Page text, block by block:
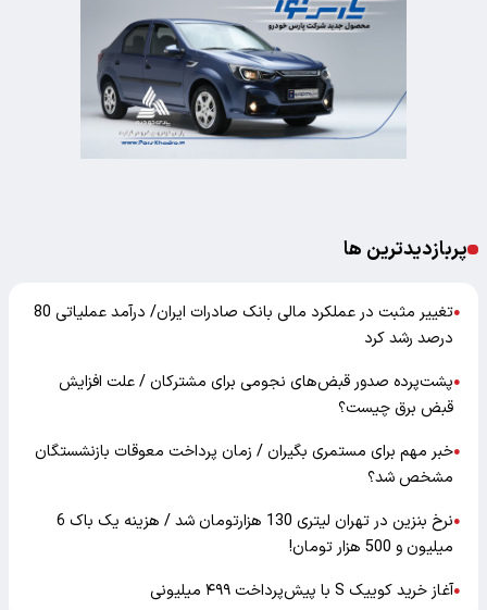
پربازدیدترین ها
●
تغییر مثبت در عملکرد مالی بانک صادرات ایران/ درآمد عملیاتی 80
درصد رشد کرد
●پشت‌پرده صدور قبض‌های نجومی برای مشترکان / علت افزایش
قبض برق چیست؟
●خبر مهم برای مستمری بگیران / زمان پرداخت معوقات بازنشستگان
مشخص شد؟
●
نرخ بنزین در تهران لیتری 130 هزارتومان شد / هزینه یک باک 6
میلیون و 500 هزار تومان!
●آغاز خرید کوییک S با پیش‌پرداخت ۴۹۹ میلیونی